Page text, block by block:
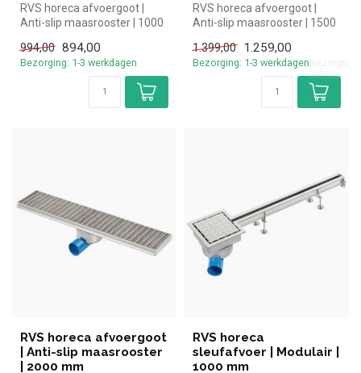
RVS horeca afvoergoot |
Anti-slip maasrooster | 1000
994,00 894,00
Bezorging: 1-3 werkdagen
RVS horeca afvoergoot |
Anti-slip maasrooster | 1500
1.399,00
1.259,00
Bezorging: 1-3 werkdagen
RVS horeca afvoergoot
| Anti-slip maasrooster
| 2000 mm
RVS horeca
sleufafvoer | Modulair |
1000 mm